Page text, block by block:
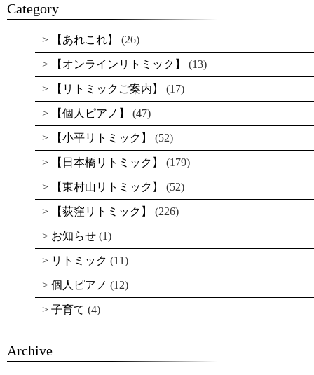
Category
【あれこれ】 (26)
【オンラインリトミック】 (13)
【リトミックご案内】 (17)
【個人ピアノ】 (47)
【小平リトミック】 (52)
【日本橋リトミック】 (179)
【東村山リトミック】 (52)
【荻窪リトミック】 (226)
お知らせ (1)
リトミック (11)
個人ピアノ (12)
子育て (4)
Archive